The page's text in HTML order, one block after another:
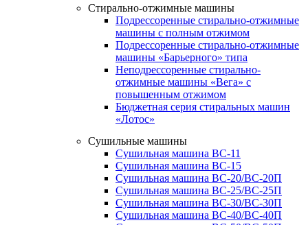
Стирально-отжимные машины
Подрессоренные стирально-отжимные
машины с полным отжимом
Подрессоренные стирально-отжимные
машины «Барьерного» типа
Неподрессоренные стирально-
отжимные машины «Вега» с
повышенным отжимом
Бюджетная серия стиральных машин
«Лотос»
Сушильные машины
Сушильная машина ВС-11
Сушильная машина ВС-15
Сушильная машина ВС-20/ВС-20П
Сушильная машина ВС-25/ВС-25П
Сушильная машина ВС-30/ВС-30П
Сушильная машина ВС-40/ВС-40П